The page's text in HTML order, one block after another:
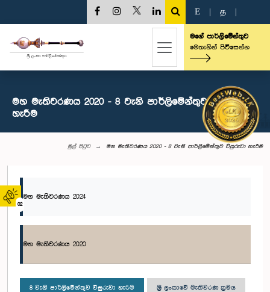
02
E த
මගේ පාර්ලිමේන්තුව
මෙතැනින් පිවිසෙන්න
මහ මැතිවරණය 2020 - 8 වැනි පාර්ලිමේන්තුව විසුරුවා
හැරීම
මුල් පිටුව මහ මැතිවරණය 2020 - 8 වැනි පාර්ලිමේන්තුව විසුරුවා හැරීම
මහ මැතිවරණය 2024
මහ මැතිවරණය 2020
8 වැනි පාර්ලිමේන්තුව විසුරුවා හැරීම ශ්‍රී ලංකාවේ මැතිවරණ ක්‍රමය